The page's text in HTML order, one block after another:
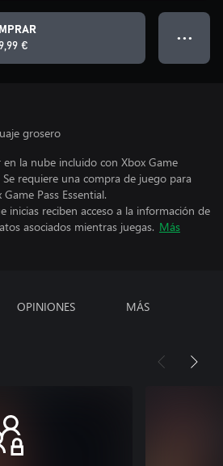
€
● ● ●
grosero
la nube incluido con Xbox Game
requiere una compra de juego para
Pass Essential.
inicias reciben acceso a la información de
asociados mientras juegas. Más
OPINIONES MÁS